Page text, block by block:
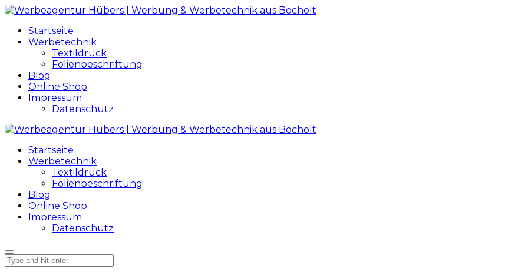
Startseite
Werbetechnik
Textildruck
Folienbeschriftung
Blog
Online Shop
Impressum
Datenschutz
Startseite
Werbetechnik
Textildruck
Folienbeschriftung
Blog
Online Shop
Impressum
Datenschutz